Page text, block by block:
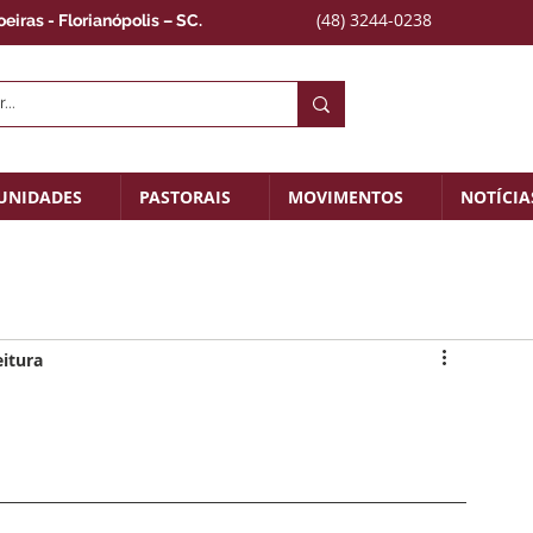
- Florianópolis – SC. (48) 3244-0238
PASTORAIS MOVIMENTOS